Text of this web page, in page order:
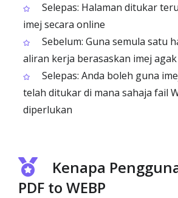
Selepas: Halaman ditukar
imej secara online
Sebelum: Guna semula satu
aliran kerja berasaskan imej agak
Selepas: Anda boleh guna
telah ditukar di mana sahaja fail
diperlukan
Kenapa
PDF to WEBP